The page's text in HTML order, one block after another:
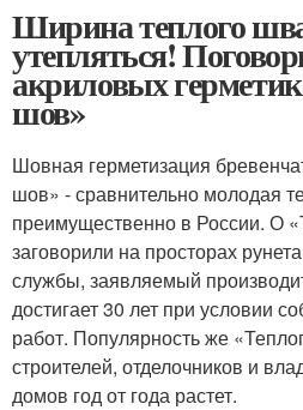
Ширина теплого
утепляться!
акриловых
шов»
Шовная герметизация
шов» - сравнительно молодая
преимущественно в России. О
заговорили на просторах
службы, заявляемый
достигает 30 лет при условии
работ. Популярность же
строителей, отделочников и
домов год от года растет.